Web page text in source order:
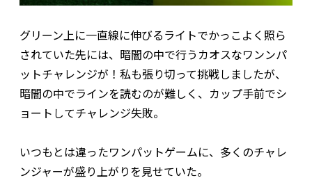
グリーン上に一直線に伸びるライトでかっこよく照ら
されていた先には、暗闇の中で行うカオスなワンンパ
ットチャレンジが！私も張り切って挑戦しましたが、
暗闇の中でラインを読むのが難しく、カップ手前でシ
ョートしてチャレンジ失敗。
いつもとは違ったワンパットゲームに、多くのチャレ
ンジャーが盛り上がりを見せていた。